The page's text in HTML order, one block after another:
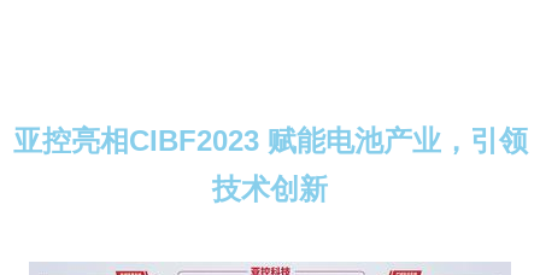
亚控亮相CIBF2023 赋能电池产业，引领
技术创新